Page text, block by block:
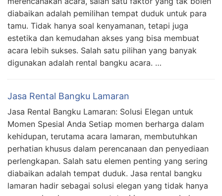
diabaikan adalah pemilihan tempat duduk untuk para
tamu. Tidak hanya soal kenyamanan, tetapi juga
estetika dan kemudahan akses yang bisa membuat
acara lebih sukses. Salah satu pilihan yang banyak
digunakan adalah rental bangku acara. …
Jasa Rental Bangku Lamaran
Jasa Rental Bangku Lamaran: Solusi Elegan untuk
Momen Spesial Anda Setiap momen berharga dalam
kehidupan, terutama acara lamaran, membutuhkan
perhatian khusus dalam perencanaan dan penyediaan
perlengkapan. Salah satu elemen penting yang sering
diabaikan adalah tempat duduk. Jasa rental bangku
lamaran hadir sebagai solusi elegan yang tidak hanya